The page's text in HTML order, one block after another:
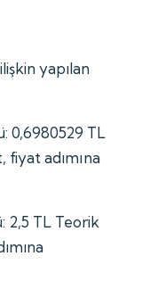
yapılan
0,6980529 TL
adımına
2,5 TL Teorik